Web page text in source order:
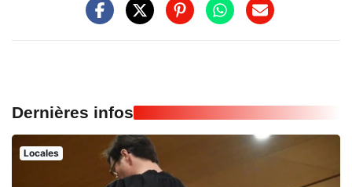
Dernières infos
Locales